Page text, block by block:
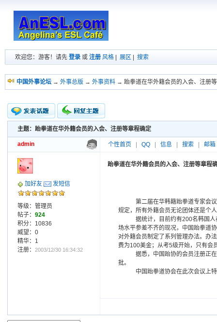
欢迎您：游客！请先 登录 或 注册 风格 展区 搜索
中国外事论坛 → 外事总版 → 外事资料 → 跆拳道在华外籍会员的入会、注册
新的主题
投票帖
小字报
主题：跆拳道在华外籍会员的入会、注册等章程确定
admin 个性首页 QQ 信息 搜索 邮箱
加好友 发短信
等级：管理员
帖子： 924
积分：10836
威望：0
精华：1
注册： 2003/12/30 16:34:32
跆拳道在华外籍会员的入会、注册等章程
第二届在华韩籍跆拳道专家会
规定，所有外籍会员无论团体还是个
据统计，目前约有200名韩国人
场水平参差不齐的现况，中国跆拳道
对外籍会员制定了系列管理办法。办
费为100美金；从考5级开始，只有会
据悉，中国跆协的会员注册正
批。
中国跆拳道协会在此次会议上